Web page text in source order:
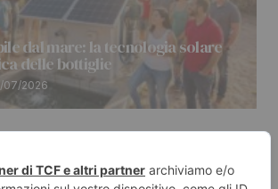
dal mare: la tecnologia solare
delle bottiglie
07/2026